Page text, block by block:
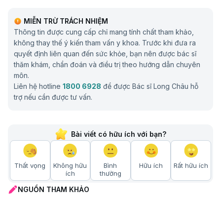
MIỄN TRỪ TRÁCH NHIỆM
Thông tin được cung cấp chỉ mang tính chất tham khảo,
không thay thế ý kiến tham vấn y khoa. Trước khi đưa ra
quyết định liên quan đến sức khỏe, bạn nên được bác sĩ
thăm khám, chẩn đoán và điều trị theo hướng dẫn chuyên
môn.
Liên hệ hotline 1800 6928 để được Bác sĩ Long Châu hỗ
trợ nếu cần được tư vấn.
Bài viết có hữu ích với bạn?
Thất vọng
Không hữu
ích
Bình
thường
Hữu ích Rất hữu ích
NGUỒN THAM KHẢO